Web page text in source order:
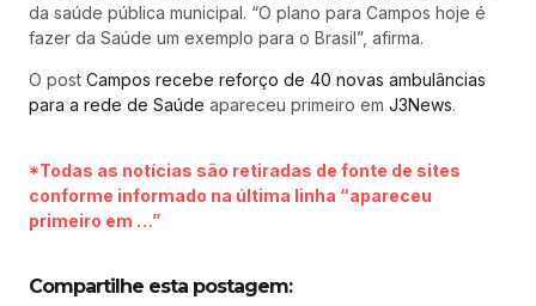
da saúde pública municipal. “O plano para Campos hoje é
fazer da Saúde um exemplo para o Brasil”, afirma.
O post Campos recebe reforço de 40 novas ambulâncias
para a rede de Saúde apareceu primeiro em J3News.
*Todas as notícias são retiradas de fonte de sites
conforme informado na última linha “apareceu
primeiro em …”
Compartilhe esta postagem: